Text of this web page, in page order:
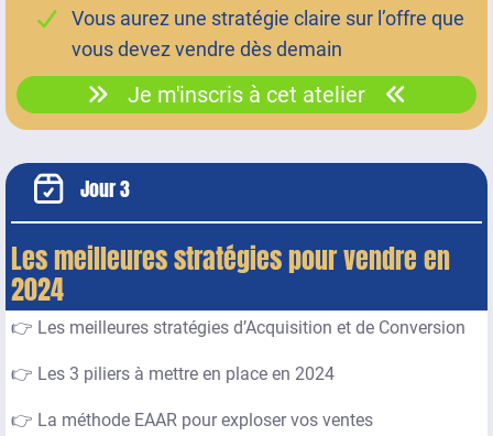
Vous aurez une stratégie claire sur l’offre que
vous devez vendre dès demain
Je m'inscris à cet atelier
Jour 3
Les meilleures stratégies pour vendre en
2024
👉 Les meilleures stratégies d’Acquisition et de Conversion
👉 Les 3 piliers à mettre en place en 2024
👉 La méthode EAAR pour exploser vos ventes